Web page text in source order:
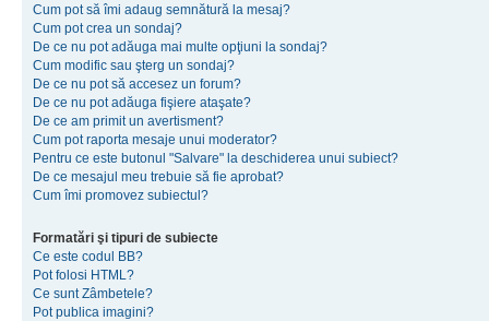
Cum pot să îmi adaug semnătură la mesaj?
Cum pot crea un sondaj?
De ce nu pot adăuga mai multe opţiuni la sondaj?
Cum modific sau şterg un sondaj?
De ce nu pot să accesez un forum?
De ce nu pot adăuga fişiere ataşate?
De ce am primit un avertisment?
Cum pot raporta mesaje unui moderator?
Pentru ce este butonul "Salvare" la deschiderea unui subiect?
De ce mesajul meu trebuie să fie aprobat?
Cum îmi promovez subiectul?
Formatări şi tipuri de subiecte
Ce este codul BB?
Pot folosi HTML?
Ce sunt Zâmbetele?
Pot publica imagini?